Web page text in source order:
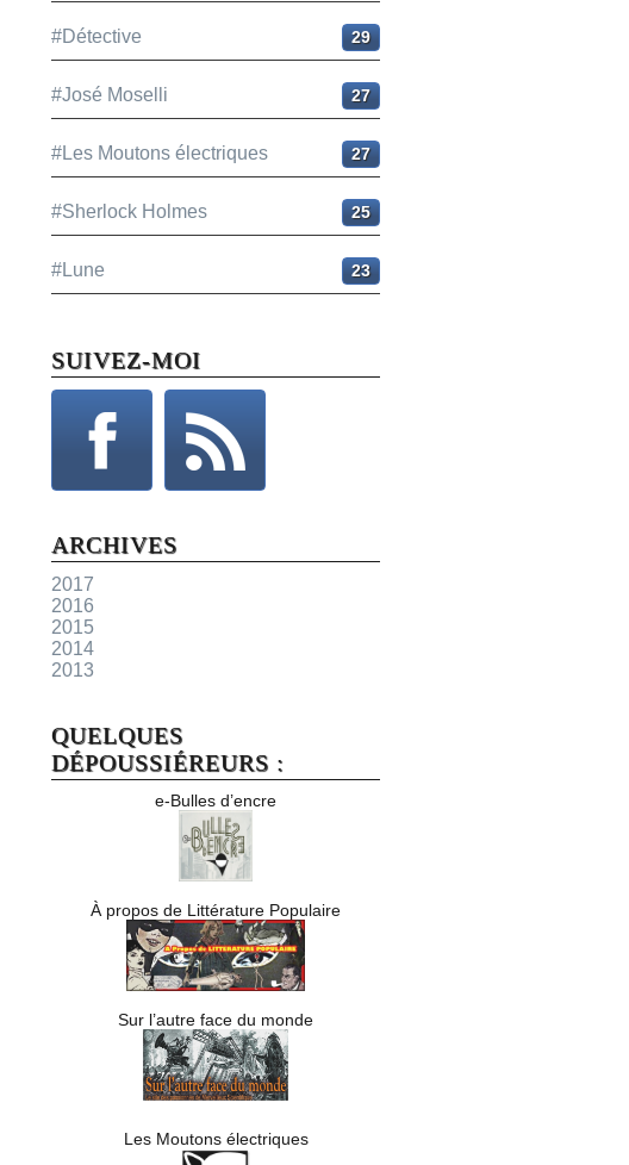
#Détective 29
#José Moselli 27
#Les Moutons électriques 27
#Sherlock Holmes 25
#Lune 23
SUIVEZ-MOI
ARCHIVES
2017
2016
2015
2014
2013
QUELQUES
DÉPOUSSIÉREURS :
e-Bulles d’encre
À propos de Littérature Populaire
Sur l’autre face du monde
Les Moutons électriques